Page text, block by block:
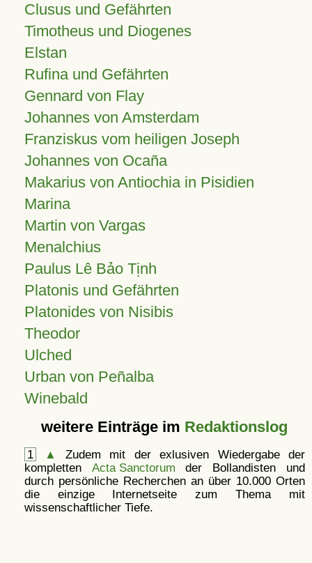
Clusus und Gefährten
Timotheus und Diogenes
Elstan
Rufina und Gefährten
Gennard von Flay
Johannes von Amsterdam
Franziskus vom heiligen Joseph
Johannes von Ocaña
Makarius von Antiochia in Pisidien
Marina
Martin von Vargas
Menalchius
Paulus Lê Bảo Tịnh
Platonis und Gefährten
Platonides von Nisibis
Theodor
Ulched
Urban von Peñalba
Winebald
weitere Einträge im Redaktionslog
1 ▲
Zudem mit der exlusiven Wiedergabe der
kompletten Acta Sanctorum der Bollandisten und
durch persönliche Recherchen an über 10.000 Orten
die einzige Internetseite zum Thema mit
wissenschaftlicher Tiefe.